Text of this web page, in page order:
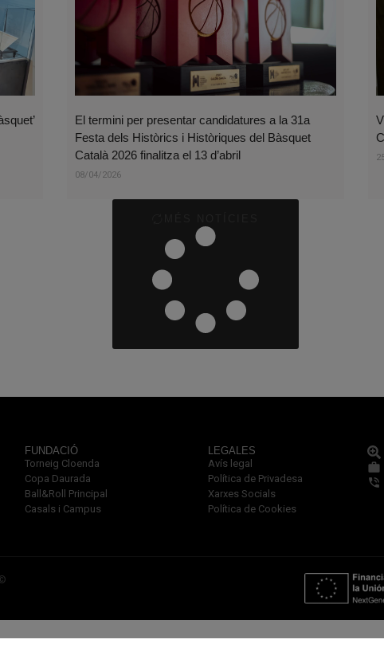
El termini per presentar candidatures a la 31a
Festa dels Històrics i Històriques del Bàsquet
Català 2026 finalitza el 13 d’abril
08/04/2026
FUNDACIÓ
Torneig Cloenda
Copa Daurada
Ball&Roll Principal
Casals i Campus
LEGALES
Avís legal
Política de Privadesa
Xarxes Socials
Política de Cookies